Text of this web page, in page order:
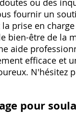
ou des
fournir un
prise en
bien-être de la
aide
efficace et
N'hésitez
pour